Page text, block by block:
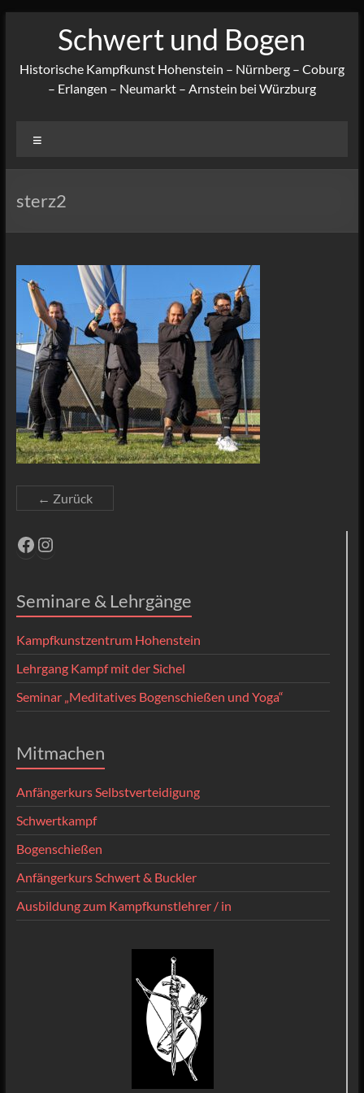
Schwert und Bogen
Historische Kampfkunst Hohenstein – Nürnberg – Coburg
– Erlangen – Neumarkt – Arnstein bei Würzburg
sterz2
← Zurück
Facebook
Instagram
Seminare & Lehrgänge
Kampfkunstzentrum Hohenstein
Lehrgang Kampf mit der Sichel
Seminar „Meditatives Bogenschießen und Yoga“
Mitmachen
Anfängerkurs Selbstverteidigung
Schwertkampf
Bogenschießen
Anfängerkurs Schwert & Buckler
Ausbildung zum Kampfkunstlehrer / in